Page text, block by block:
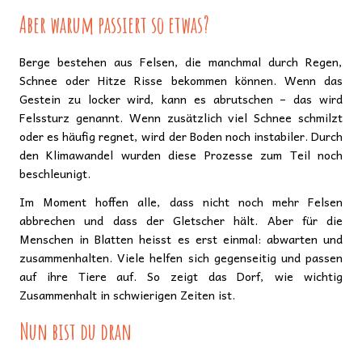
Aber warum passiert so etwas?
Berge bestehen aus Felsen, die manchmal durch Regen,
Schnee oder Hitze Risse bekommen können. Wenn das
Gestein zu locker wird, kann es abrutschen – das wird
Felssturz genannt. Wenn zusätzlich viel Schnee schmilzt
oder es häufig regnet, wird der Boden noch instabiler. Durch
den Klimawandel wurden diese Prozesse zum Teil noch
beschleunigt.
Im Moment hoffen alle, dass nicht noch mehr Felsen
abbrechen und dass der Gletscher hält. Aber für die
Menschen in Blatten heisst es erst einmal: abwarten und
zusammenhalten. Viele helfen sich gegenseitig und passen
auf ihre Tiere auf. So zeigt das Dorf, wie wichtig
Zusammenhalt in schwierigen Zeiten ist.
Nun bist du dran